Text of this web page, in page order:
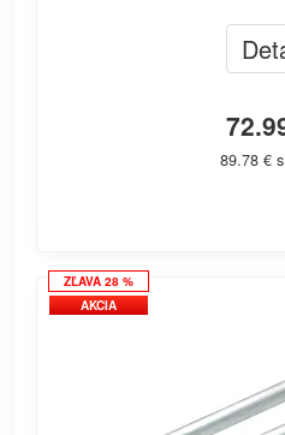
89.78 €
ZĽAVA 28 %
AKCIA